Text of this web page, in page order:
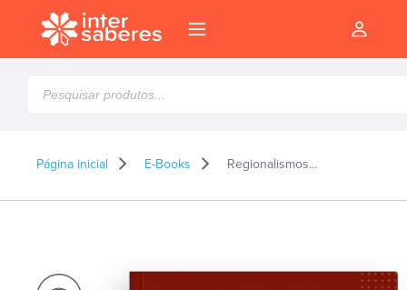
produtos
Página inicial E-Books Regionalismos e integração regional: leituras latino-caribenhas – E-book